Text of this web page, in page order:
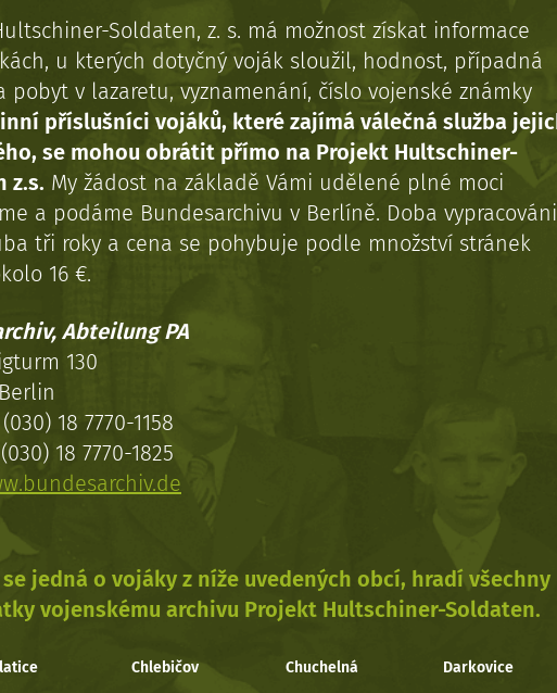
Soldaten, z. s. má možnost získat informace
u kterých dotyčný voják sloužil, hodnost, případná
pobyt v lazaretu, vyznamenání, číslo vojenské známky
příslušníci vojáků, které zajímá válečná služba
se mohou obrátit přímo na Projekt Hultschiner-
z.s. My žádost na základě Vámi udělené plné moci
a podáme Bundesarchivu v Berlíně. Doba vypracováni
tři roky a cena se pohybuje podle množství stránek
16 €.
Abteilung PA
130
18 7770-1158
18 7770-1825
se jedná o vojáky z níže uvedených obcí, hradí všechny
vojenskému archivu Projekt Hultschiner-Soldaten.
Chlebičov Chuchelná Darkovice